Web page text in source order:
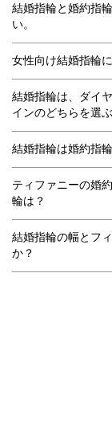
結婚指輪と婚約指
い。
女性向け結婚指輪
結婚指輪は、ダイ
インのどちらを選
結婚指輪は婚約指
ティファニーの婚
輪は？
結婚指輪の幅とフ
か？